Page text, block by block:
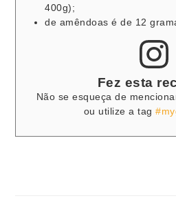
400g);
de amêndoas é de 12
Fez esta
Não se esqueça de
ou utilize a tag